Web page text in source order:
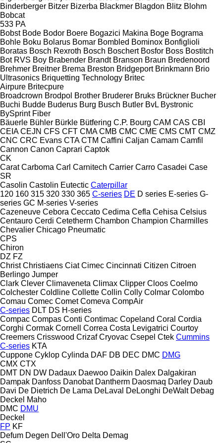
Binderberger Bitzer Bizerba Blackmer Blagdon Blitz Blohm
Bobcat
533 PA
Bobst Bode Bodor Boere Bogazici Makina Boge Bograma
Bohle Boku Bolarus Bomar Bombled Bominox Bonfiglioli
Boratas Bosch Rexroth Bosch Boschert Bosfor Boss Bostitch
Bot RVS Boy Brabender Brandt Branson Braun Bredenoord
Brehmer Breitner Brema Breston Bridgeport Brinkmann Brio
Ultrasonics Briquetting Technology Britec
Airpure Britecpure
Broadcrown Brodpol Brother Bruderer Bruks Brückner Bucher
Buchi Budde Buderus Burg Busch Butler BvL Bystronic
BySprint Fiber
Bäuerle Bühler Bürkle Bütfering C.P. Bourg CAM CAS CBI
CEIA CEJN CFS CFT CMA CMB CMC CME CMS CMT CMZ
CNC CRC Evans CTA CTM Caffini Caljan Camam Camfil
Cannon Canon Caprari Captok
CK
Carat Carboma Carl Carnitech Carrier Carro Casadei Case
SR
Casolin Castolin Eutectic Caterpillar
120 160 315 320 330 365 C-series DE D series E-series G-
series GC M-series V-series
Cazeneuve Cebora Ceccato Cedima Cefla Cehisa Celsius
Centauro Cerdi Cetetherm Chambon Champion Charmilles
Chevalier Chicago Pneumatic
CPS
Chiron
DZ FZ
Christ Christiaens Ciat Cimec Cincinnati Citizen Citroen
Berlingo Jumper
Clark Clever Climaveneta Climax Clipper Cloos Coelmo
Colchester Coldline Collette Collin Colly Colmar Colombo
Comau Comec Comet Comeva CompAir
C-series DLT DS H-series
Compac Compas Conti Contimac Copeland Coral Cordia
Corghi Cormak Cornell Correa Costa Levigatrici Courtoy
Creemers Crisswood Crizaf Cryovac Csepel Ctek Cummins
C-series KTA
Cuppone Cyklop Cylinda DAF DB DEC DMC DMG
CMX CTX
DMT DN DW Dadaux Daewoo Daikin Dalex Dalgakiran
Dampak Danfoss Danobat Dantherm Daosmaq Darley Daub
Davi De Dietrich De Lama DeLaval DeLonghi DeWalt Debag
Deckel Maho
DMC DMU
Deckel
FP KF
Defum Degen Dell'Oro Delta Demag